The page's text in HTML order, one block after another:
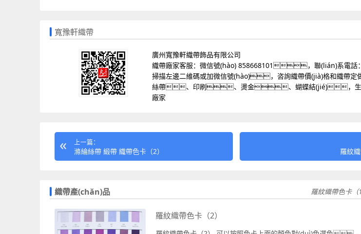
寬豫軒織帶
廣州寬豫軒織帶飾品有限公司
織帶廠家客服：微信號(hào) 858668101，聯(lián)系電話
掃描左邊二維碼或加微信號(hào)，咨詢織帶價(jià)格和織帶定
絲帶、印刷、燙金、蝴蝶結(jié)，生
廠家
上一篇：
滌綸絲帶 緞帶 織帶色卡（2） 羅紋
織帶產(chǎn)品 羅紋織帶色卡
羅紋織帶色卡（2）